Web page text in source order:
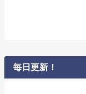
毎日更新！